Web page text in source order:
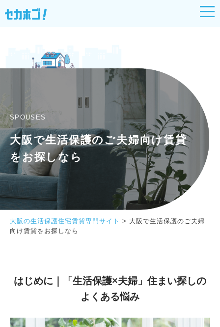
SPOUSES
大阪で生活保護のご夫婦向け賃貸
をお探しなら
大阪の生活保護住宅賃貸専門サイト > 大阪で生活保護のご夫婦
向け賃貸をお探しなら
はじめに｜「生活保護×夫婦」住まい探しの
よくある悩み